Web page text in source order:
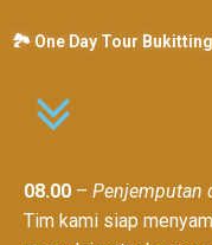
🏞️ One Day Tour
08.00 – Penjemputan
Tim kami siap